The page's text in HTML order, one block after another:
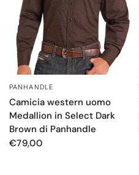
OCCHIATA VELOCE
PANHANDLE
Camicia western uomo
Medallion in Select Dark
Brown di Panhandle
€79,00